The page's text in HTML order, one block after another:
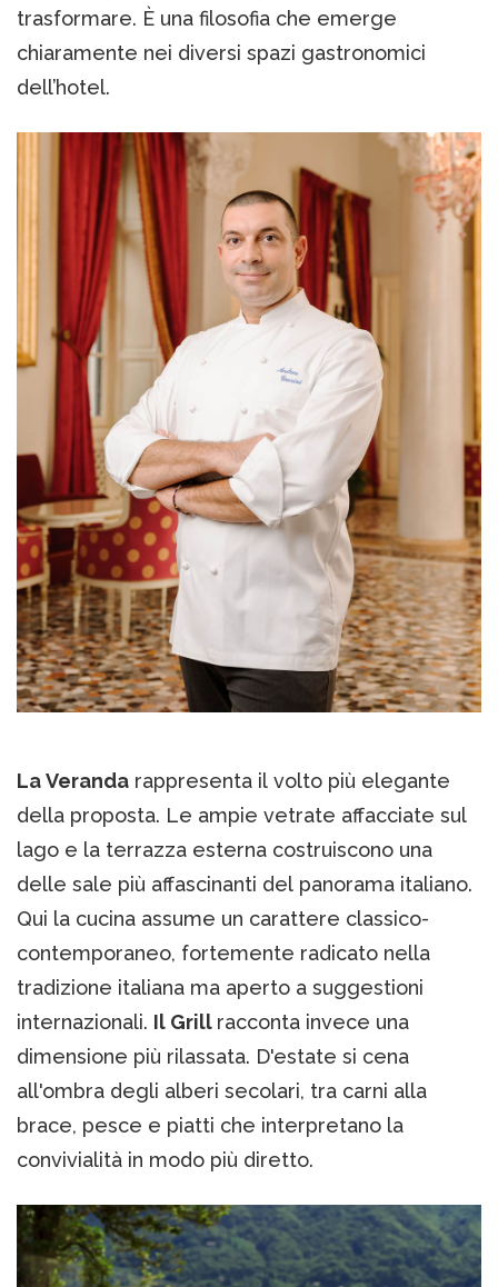
trasformare. È una filosofia che emerge
chiaramente nei diversi spazi gastronomici
dell’hotel.
La Veranda rappresenta il volto più elegante
della proposta. Le ampie vetrate affacciate sul
lago e la terrazza esterna costruiscono una
delle sale più affascinanti del panorama italiano.
Qui la cucina assume un carattere classico-
contemporaneo, fortemente radicato nella
tradizione italiana ma aperto a suggestioni
internazionali. Il Grill racconta invece una
dimensione più rilassata. D'estate si cena
all'ombra degli alberi secolari, tra carni alla
brace, pesce e piatti che interpretano la
convivialità in modo più diretto.